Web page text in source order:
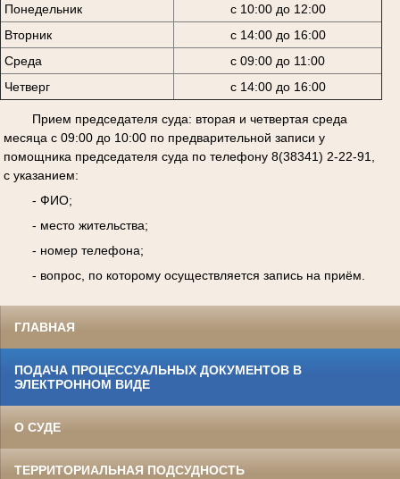
Понедельник
с 10:00 до 12:00
Вторник
с 14:00 до 16:00
Среда
с 09:00 до 11:00
Четверг
с 14:00 до 16:00
Прием председателя суда: вторая и четвертая среда
месяца с 09:00 до 10:00 по предварительной записи у
помощника председателя суда по телефону 8(38341) 2-22-91,
с указанием:
- ФИО;
- место жительства;
- номер телефона;
- вопрос, по которому осуществляется запись на приём.
ГЛАВНАЯ
ПОДАЧА ПРОЦЕССУАЛЬНЫХ ДОКУМЕНТОВ В
ЭЛЕКТРОННОМ ВИДЕ
О СУДЕ
ТЕРРИТОРИАЛЬНАЯ ПОДСУДНОСТЬ